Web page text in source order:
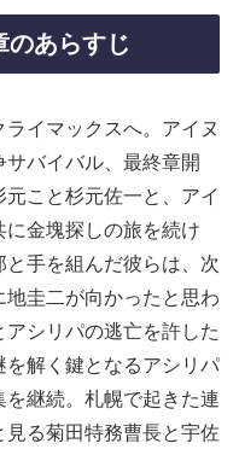
のあらすじ
イマックスへ。アイヌ
バイバル、最終章開
こと杉元佐一と、アイ
に金塊探しの旅を続け
手を組んだ彼らは、次
圭二が向かったと思わ
シリパの逃亡を許した
解く鍵となるアシリパ
継続。札幌で起きた連
る菊田特務曹長と宇佐